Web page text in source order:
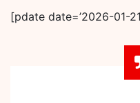
[pdate date=’2026-01-